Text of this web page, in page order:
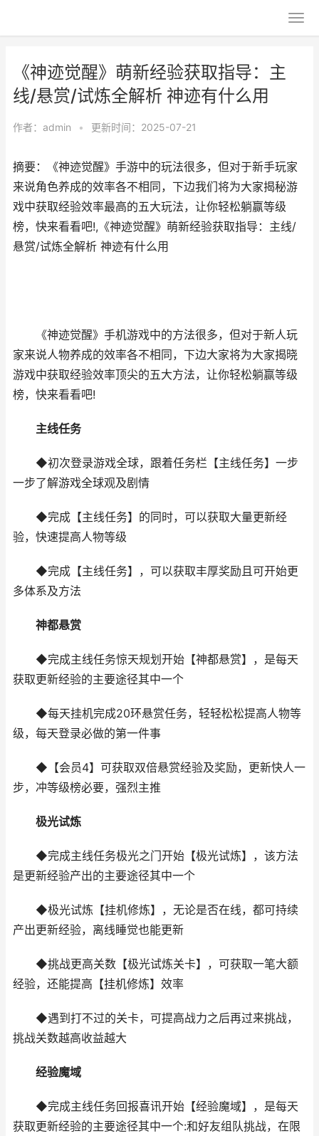
《神迹觉醒》萌新经验获取指导：主
线/悬赏/试炼全解析 神迹有什么用
作者： admin • 更新时间：2025-07-21
摘要：《神迹觉醒》手游中的玩法很多，但对于新手玩家
来说角色养成的效率各不相同，下边我们将为大家揭秘游
戏中获取经验效率最高的五大玩法，让你轻松躺赢等级
榜，快来看看吧!,《神迹觉醒》萌新经验获取指导：主线/
悬赏/试炼全解析 神迹有什么用
《神迹觉醒》手机游戏中的方法很多，但对于新人玩
家来说人物养成的效率各不相同，下边大家将为大家揭晓
游戏中获取经验效率顶尖的五大方法，让你轻松躺赢等级
榜，快来看看吧!
主线任务
◆初次登录游戏全球，跟着任务栏【主线任务】一步
一步了解游戏全球观及剧情
◆完成【主线任务】的同时，可以获取大量更新经
验，快速提高人物等级
◆完成【主线任务】，可以获取丰厚奖励且可开始更
多体系及方法
神都悬赏
◆完成主线任务惊天规划开始【神都悬赏】，是每天
获取更新经验的主要途径其中一个
◆每天挂机完成20环悬赏任务，轻轻松松提高人物等
级，每天登录必做的第一件事
◆【会员4】可获取双倍悬赏经验及奖励，更新快人一
步，冲等级榜必要，强烈主推
极光试炼
◆完成主线任务极光之门开始【极光试炼】，该方法
是更新经验产出的主要途径其中一个
◆极光试炼【挂机修炼】，无论是否在线，都可持续
产出更新经验，离线睡觉也能更新
◆挑战更高关数【极光试炼关卡】，可获取一笔大额
经验，还能提高【挂机修炼】效率
◆遇到打不过的关卡，可提高战力之后再过来挑战，
挑战关数越高收益越大
经验魔域
◆完成主线任务回报喜讯开始【经验魔域】，是每天
获取更新经验的主要途径其中一个:和好友组队挑战，在限